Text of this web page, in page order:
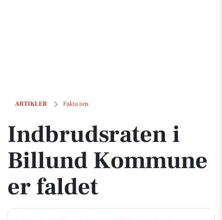
ARTIKLER Fakta om
Indbrudsraten i Billund Kommune er faldet
Indbrudsraten i
Billund Kommune
er faldet